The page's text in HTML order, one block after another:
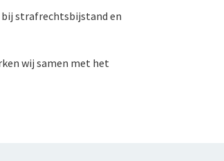
bij strafrechtsbijstand en
wij samen met het